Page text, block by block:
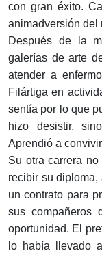
con gran éxito.
animadversión del
Después de la
galerías de arte
atender a
Filártiga en
sentía por lo que
hizo desistir,
Aprendió a
Su otra carrera
recibir su
un contrato para
sus compañeros
oportunidad. El
lo había llevado